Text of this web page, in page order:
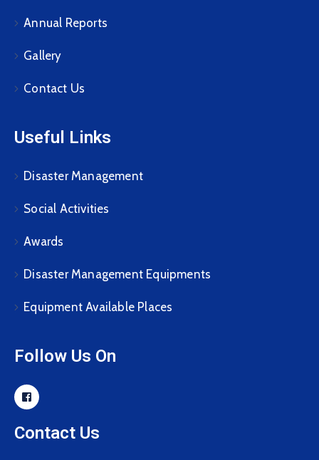
Annual Reports
Gallery
Contact Us
Useful Links
Disaster Management
Social Activities
Awards
Disaster Management Equipments
Equipment Available Places
Follow Us On
Contact Us